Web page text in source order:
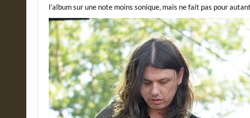
l’album sur une note moins sonique, mais ne fait pas pour